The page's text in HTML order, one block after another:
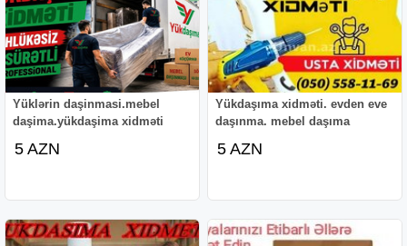
Yüklərin daşinmasi.mebel
daşima.yükdaşima xidməti
5 AZN
Yükdaşıma xidməti. evden eve
daşınma. mebel daşıma
5 AZN